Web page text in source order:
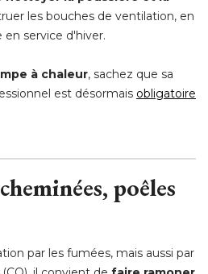
les bouches de ventilation, en
service d'hiver.
à chaleur, sachez que sa
est désormais obligatoire
poêles
par les fumées, mais aussi par